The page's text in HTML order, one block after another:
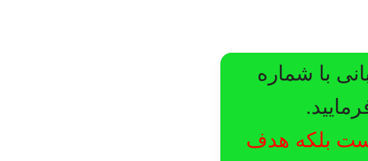
با شماره
نیست بلکه هدف